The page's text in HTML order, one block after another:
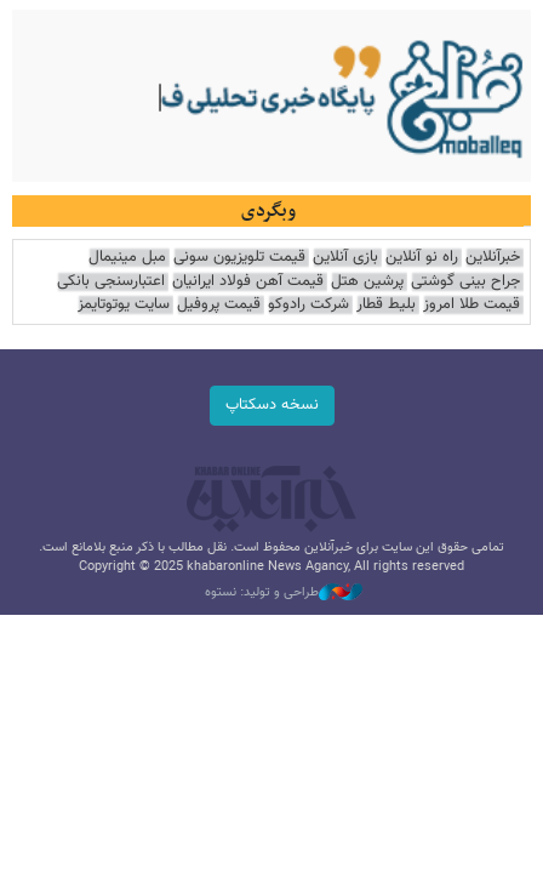
وبگردی
خبرآنلاین راه نو آنلاین بازی آنلاین قیمت تلویزیون سونی مبل مینیمال
جراح بینی گوشتی پرشین هتل قیمت آهن فولاد ایرانیان اعتبارسنجی بانکی
قیمت طلا امروز بلیط قطار شرکت رادوکو قیمت پروفیل سایت یوتوتایمز
نسخه دسکتاپ
تمامی حقوق این سایت برای خبرآنلاین محفوظ است. نقل مطالب با ذکر منبع بلامانع است.
Copyright © 2025 khabaronline News Agancy, All rights reserved
طراحی و تولید: نستوه